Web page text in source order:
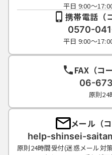
平日 9:00～
携帯電話（
0570-
平日 9:00～
FAX（コ
06-
原則24
メール（
help-shinsei-
原則24時間受付(迷惑メール対